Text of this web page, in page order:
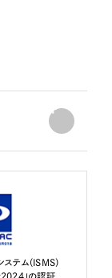
テム（ISMS）
」の認証